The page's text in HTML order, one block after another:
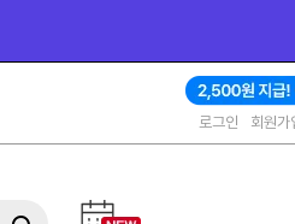
로그인 회원가